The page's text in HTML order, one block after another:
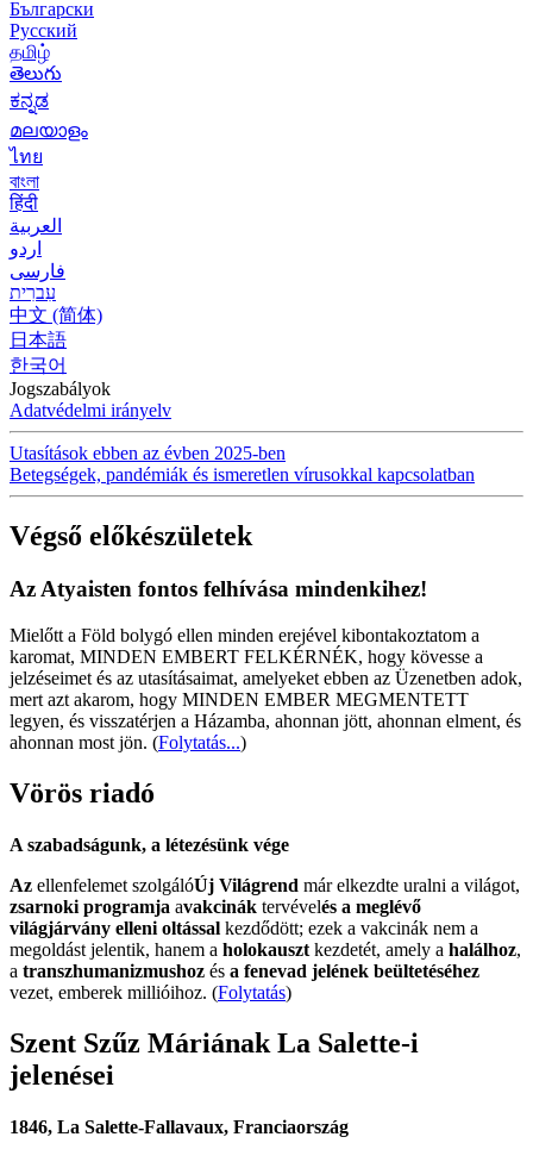
Български
Русский
தமிழ்
తెలుగు
ಕನ್ನಡ
മലയാളം
ไทย
বাংলা
हिंदी
العربية
اردو
فارسی
עִברִית
中文 (简体)
日本語
한국어
Jogszabályok
Adatvédelmi irányelv
Utasítások ebben az évben 2025-ben
Betegségek, pandémiák és ismeretlen vírusokkal kapcsolatban
Végső előkészületek
Az Atyaisten fontos felhívása mindenkihez!
Mielőtt a Föld bolygó ellen minden erejével kibontakoztatom a
karomat, MINDEN EMBERT FELKÉRNÉK, hogy kövesse a
jelzéseimet és az utasításaimat, amelyeket ebben az Üzenetben adok,
mert azt akarom, hogy MINDEN EMBER MEGMENTETT
legyen, és visszatérjen a Házamba, ahonnan jött, ahonnan elment, és
ahonnan most jön. (Folytatás...)
Vörös riadó
A szabadságunk, a létezésünk vége
Az ellenfelemet szolgálóÚj Világrend már elkezdte uralni a világot,
zsarnoki programja avakcinák tervévelés a meglévő
világjárvány elleni oltással kezdődött; ezek a vakcinák nem a
megoldást jelentik, hanem a holokauszt kezdetét, amely a halálhoz,
a transzhumanizmushoz és a fenevad jelének beültetéséhez
vezet, emberek millióihoz. (Folytatás)
Szent Szűz Máriának La Salette-i
jelenései
1846, La Salette-Fallavaux, Franciaország